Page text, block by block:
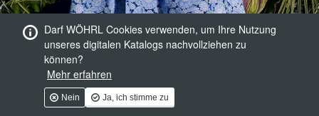
Darf WÖHRL Cookies verwenden, um Ihre Nutzung
unseres digitalen Katalogs nachvollziehen zu
können?
Mehr erfahren
Nein Ja, ich stimme zu